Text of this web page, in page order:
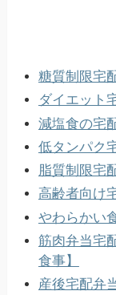
糖質制限宅
ダイエット
減塩食の宅
低タンパク
脂質制限宅
高齢者向け
やわらかい
筋肉弁当宅
食事】
産後宅配弁